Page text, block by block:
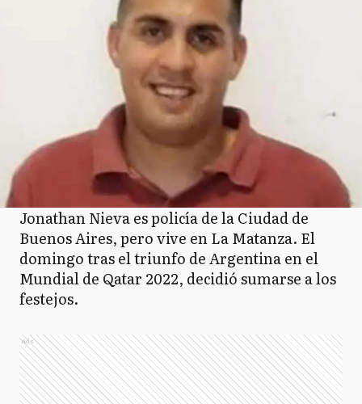
Jonathan Nieva es policía de la Ciudad de
Buenos Aires, pero vive en La Matanza. El
domingo tras el triunfo de Argentina en el
Mundial de Qatar 2022, decidió sumarse a los
festejos.
Ads